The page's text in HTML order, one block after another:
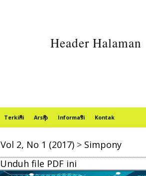
Terkini Arsip Informasi Kontak
Vol 2, No 1 (2017) > Simpony
Unduh file PDF ini